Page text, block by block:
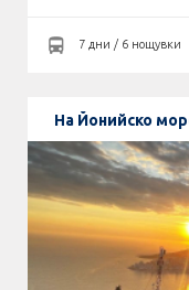
7 дни / 6 нощувки
На Йонийско